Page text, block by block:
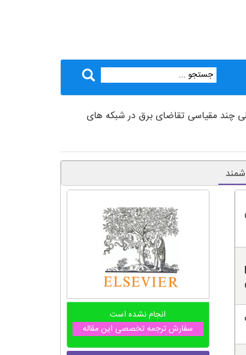
چند مقیاسی تقاضای برق در شبکه های
انجام نشده است
سفارش ترجمه تخصصی این مقاله